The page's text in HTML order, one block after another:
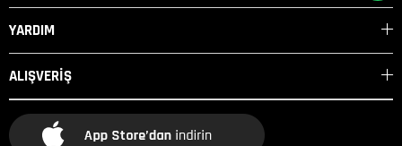
YARDIM
ALIŞVERİŞ